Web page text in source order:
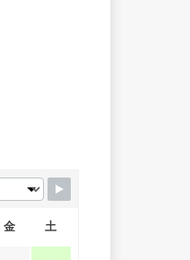
金 土